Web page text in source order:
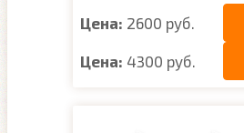
Цена: 2600 руб.
Цена: 4300 руб.